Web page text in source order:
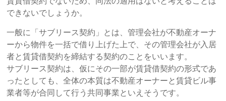
できないでしょうか。
一般に「サブリース契約」とは、管理会社が不動産オーナ
ーから物件を一括で借り上げた上で、その管理会社が入居
者と賃貸借契約を締結する契約のことをいいます。
サブリース契約は、仮にその一部が賃貸借契約の形式であ
ったとしても、全体の本質は不動産オーナーと賃貸ビル事
業者等が合同して行う共同事業といえそうです。